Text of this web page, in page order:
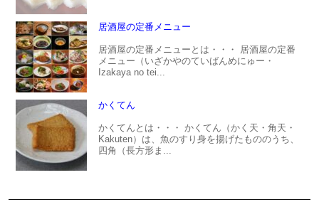
居酒屋の定番メニュー
居酒屋の定番メニューとは・・・ 居酒屋の定番
メニュー（いざかやのていばんめにゅー・
Izakaya no tei...
かくてん
かくてんとは・・・ かくてん（かく天・角天・
Kakuten）は、魚のすり身を揚げたもののうち、
四角（長方形ま...